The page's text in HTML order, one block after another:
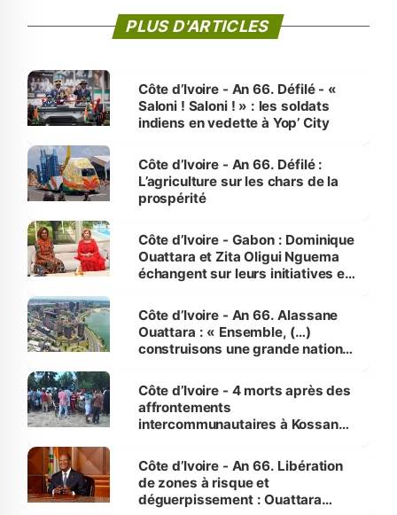
PLUS D'ARTICLES
Côte d’Ivoire - An 66. Défilé - «
Saloni ! Saloni ! » : les soldats
indiens en vedette à Yop’ City
Côte d’Ivoire - An 66. Défilé :
L’agriculture sur les chars de la
prospérité
Côte d’Ivoire - Gabon : Dominique
Ouattara et Zita Oligui Nguema
échangent sur leurs initiatives en
enfants
Côte d’Ivoire - An 66. Alassane
Ouattara : « Ensemble, (…)
construisons une grande nation
générations futures »
Côte d’Ivoire - 4 morts après des
affrontements
intercommunautaires à Kossandji
milieu des sinistrés
Côte d’Ivoire - An 66. Libération
de zones à risque et
déguerpissement : Ouattara